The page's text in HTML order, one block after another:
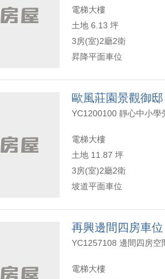
電梯大樓
土地 6.13 坪
3房(室)2廳2衛
昇降平面車位
歐風莊園景觀御
電梯大樓
土地 11.87 坪
3房(室)2廳2衛
坡道平面車位
再興邊間四房車
電梯大樓